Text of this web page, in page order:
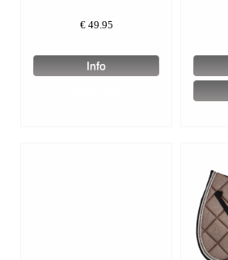
€ 49.95